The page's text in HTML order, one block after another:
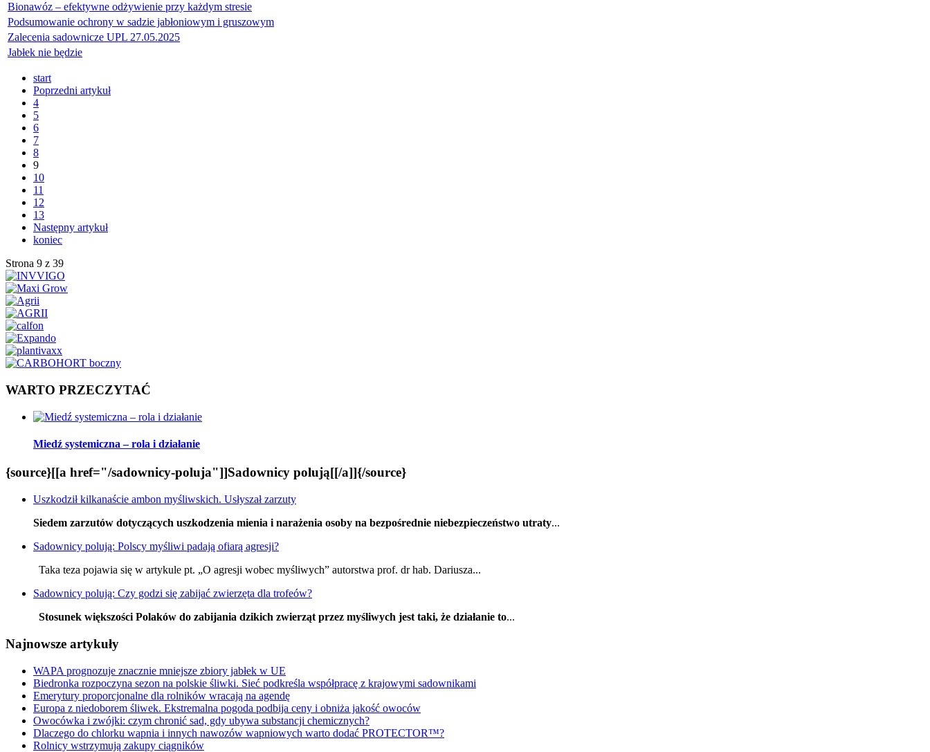
Bionawóz – efektywne odżywienie przy każdym stresie
Podsumowanie ochrony w sadzie jabłoniowym i gruszowym
Zalecenia sadownicze UPL 27.05.2025
Jabłek nie będzie
start
Poprzedni artykuł
4
5
6
7
8
9
10
11
12
13
Następny artykuł
koniec
Strona 9 z 39
WARTO PRZECZYTAĆ
Miedź systemiczna – rola i działanie
{source}[[a href="/sadownicy-poluja"]]Sadownicy polują[[/a]]{/source}
Uszkodził kilkanaście ambon myśliwskich. Usłyszał zarzuty
Siedem zarzutów dotyczących uszkodzenia mienia i narażenia osoby na bezpośrednie niebezpieczeństwo utraty...
Sadownicy polują: Polscy myśliwi padają ofiarą agresji?
Taka teza pojawia się w artykule pt. „O agresji wobec myśliwych” autorstwa prof. dr hab. Dariusza...
Sadownicy polują: Czy godzi się zabijać zwierzęta dla trofeów?
Stosunek większości Polaków do zabijania dzikich zwierząt przez myśliwych jest taki, że działanie to...
Najnowsze artykuły
WAPA prognozuje znacznie mniejsze zbiory jabłek w UE
Biedronka rozpoczyna sezon na polskie śliwki. Sieć podkreśla współpracę z krajowymi sadownikami
Emerytury proporcjonalne dla rolników wracają na agendę
Europa z niedoborem śliwek. Ekstremalna pogoda podbija ceny i obniża jakość owoców
Owocówka i zwójki: czym chronić sad, gdy ubywa substancji chemicznych?
Dlaczego do chlorku wapnia i innych nawozów wapniowych warto dodać PROTECTOR™?
Rolnicy wstrzymują zakupy ciągników